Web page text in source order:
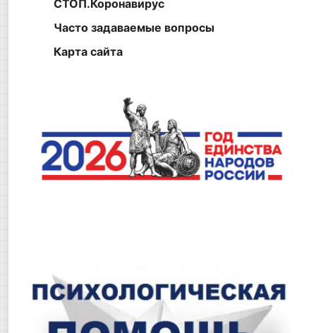
СТОП.Коронавирус
Часто задаваемые вопросы
Карта сайта